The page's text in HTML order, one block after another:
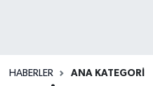
HABERLER ANA KATEGORI